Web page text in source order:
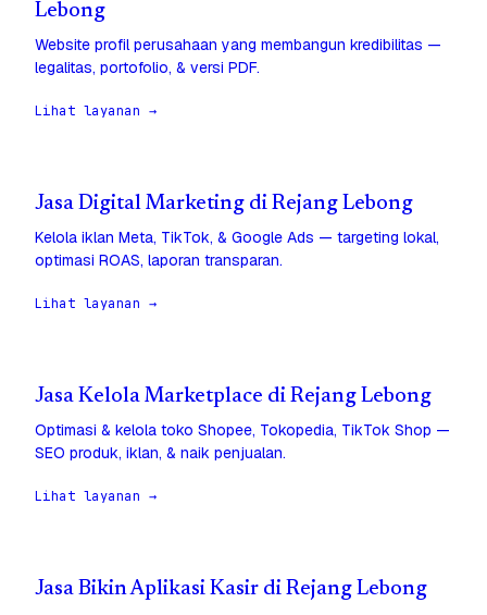
Lebong
Website profil perusahaan yang membangun kredibilitas —
legalitas, portofolio, & versi PDF.
Lihat layanan →
Jasa Digital Marketing di Rejang Lebong
Kelola iklan Meta, TikTok, & Google Ads — targeting lokal,
optimasi ROAS, laporan transparan.
Lihat layanan →
Jasa Kelola Marketplace di Rejang Lebong
Optimasi & kelola toko Shopee, Tokopedia, TikTok Shop —
SEO produk, iklan, & naik penjualan.
Lihat layanan →
Jasa Bikin Aplikasi Kasir di Rejang Lebong